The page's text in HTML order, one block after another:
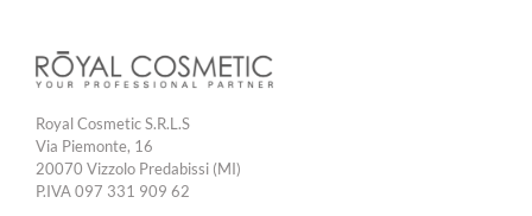
Royal Cosmetic S.R.L.S
Via Piemonte, 16
20070 Vizzolo Predabissi (MI)
P.IVA 097 331 909 62